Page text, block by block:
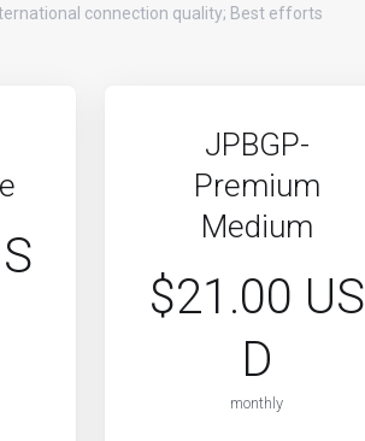
connection quality; Best efforts
JPBGP-
Premium
Medium
$21.00 US
D
monthly